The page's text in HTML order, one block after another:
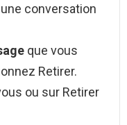
conversation
que vous
Retirer.
ou sur Retirer